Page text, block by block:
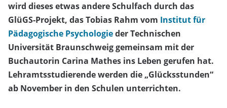
wird dieses etwas andere Schulfach durch das
GlüGS-Projekt, das Tobias Rahm vom Institut für
Pädagogische Psychologieder Technischen
Universität Braunschweig gemeinsam mit der
Buchautorin Carina Mathes ins Leben gerufen hat.
Lehramtsstudierende werden die „Glücksstunden“
ab November in den Schulen unterrichten.